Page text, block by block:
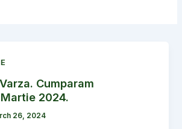
Cumparam
2024.
26, 2024